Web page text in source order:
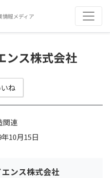
情報メディア
ンス株式会社
ね
関連
10月15日
ンス株式会社